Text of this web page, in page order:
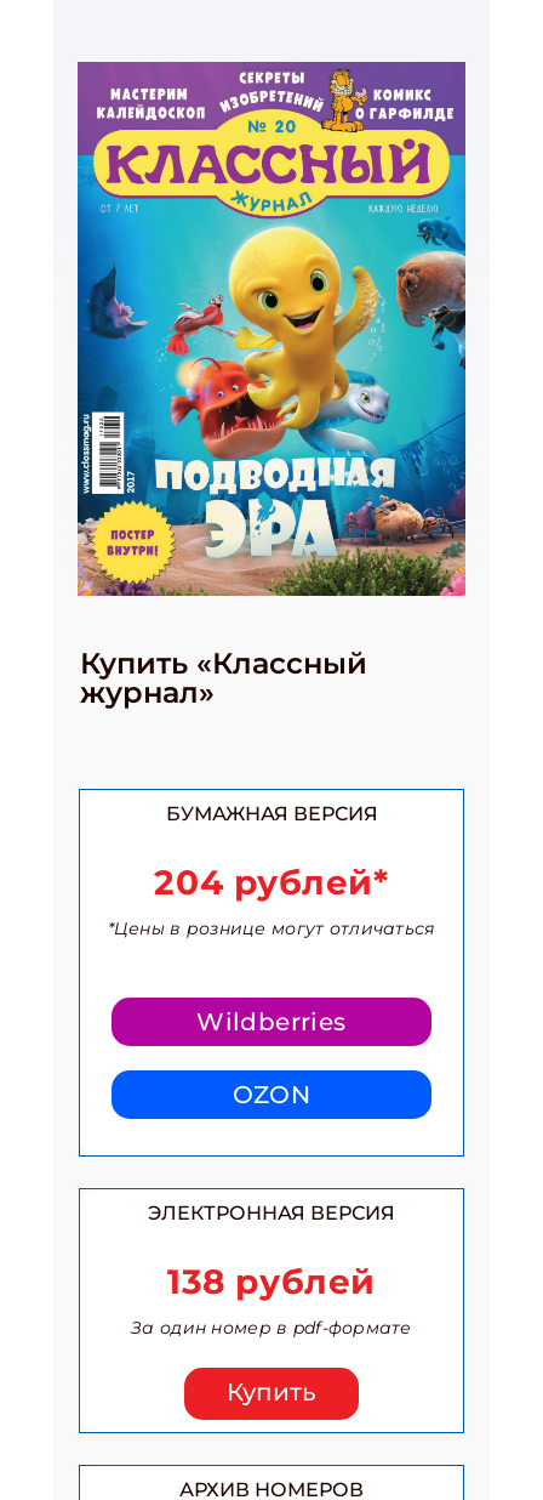
Купить «Классный
журнал»
БУМАЖНАЯ ВЕРСИЯ
204 рублей*
*Цены в рознице могут отличаться
Wildberries
OZON
ЭЛЕКТРОННАЯ ВЕРСИЯ
138 рублей
За один номер в pdf-формате
Купить
АРХИВ НОМЕРОВ